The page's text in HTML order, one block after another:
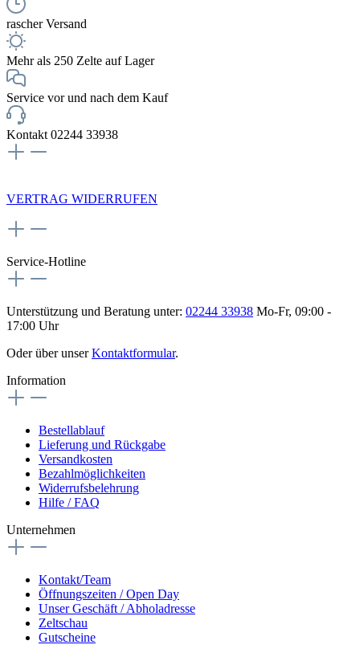
rascher Versand
Mehr als 250 Zelte auf Lager
Service vor und nach dem Kauf
Kontakt 02244 33938
VERTRAG WIDERRUFEN
Service-Hotline
Unterstützung und Beratung unter: 02244 33938 Mo-Fr, 09:00 -
17:00 Uhr
Oder über unserKontaktformular.
Information
Bestellablauf
Lieferung und Rückgabe
Versandkosten
Bezahlmöglichkeiten
Widerrufsbelehrung
Hilfe / FAQ
Unternehmen
Kontakt/Team
Öffnungszeiten / Open Day
Unser Geschäft / Abholadresse
Zeltschau
Gutscheine